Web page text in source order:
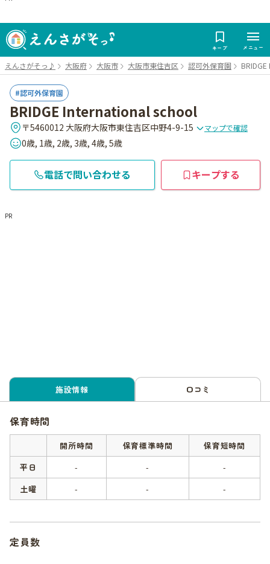
キープ メニュー
えんさがそっ♪ 大阪府 大阪市 大阪市東住吉区 認可外保育園
認可外保育園
BRIDGE International school
〒5460012 大阪府大阪市東住吉区中野4-9-15 マップで確認
0歳, 1歳, 2歳, 3歳, 4歳, 5歳
電話で問い合わせる キープする
PR
施設情報 口コミ
保育時間
開所時間 保育標準時間
保育短時間
平日
- -
-
土曜
- - -
定員数